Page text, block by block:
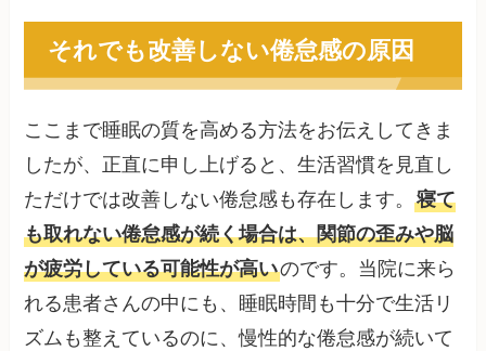
それでも改善しない倦怠感の原因
ここまで睡眠の質を高める方法をお伝えしてきま
したが、正直に申し上げると、生活習慣を見直し
ただけでは改善しない倦怠感も存在します。寝て
も取れない倦怠感が続く場合は、関節の歪みや脳
が疲労している可能性が高いのです。当院に来ら
れる患者さんの中にも、睡眠時間も十分で生活リ
ズムも整えているのに、慢性的な倦怠感が続いて